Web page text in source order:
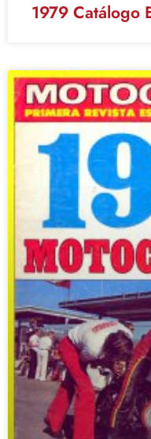
1979 Catálogo